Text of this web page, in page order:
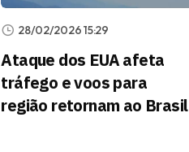
28/02/2026 15:29
Ataque dos EUA afeta
tráfego e voos para
região retornam ao Brasil